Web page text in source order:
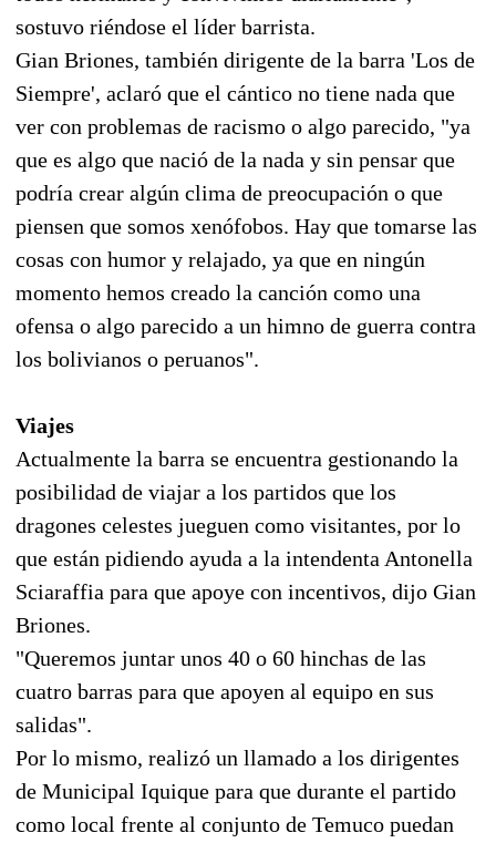
sostuvo riéndose el líder barrista.
Gian Briones, también dirigente de la barra 'Los de
Siempre', aclaró que el cántico no tiene nada que
ver con problemas de racismo o algo parecido, "ya
que es algo que nació de la nada y sin pensar que
podría crear algún clima de preocupación o que
piensen que somos xenófobos. Hay que tomarse las
cosas con humor y relajado, ya que en ningún
momento hemos creado la canción como una
ofensa o algo parecido a un himno de guerra contra
los bolivianos o peruanos".
Viajes
Actualmente la barra se encuentra gestionando la
posibilidad de viajar a los partidos que los
dragones celestes jueguen como visitantes, por lo
que están pidiendo ayuda a la intendenta Antonella
Sciaraffia para que apoye con incentivos, dijo Gian
Briones.
"Queremos juntar unos 40 o 60 hinchas de las
cuatro barras para que apoyen al equipo en sus
salidas".
Por lo mismo, realizó un llamado a los dirigentes
de Municipal Iquique para que durante el partido
como local frente al conjunto de Temuco puedan